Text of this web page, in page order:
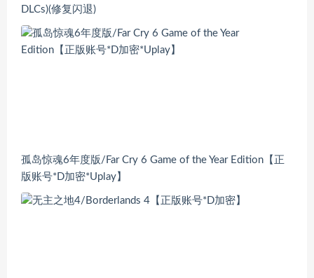
DLCs)(修复闪退)
孤岛惊魂6年度版/Far Cry 6 Game of the Year Edition【正
版账号*D加密*Uplay】